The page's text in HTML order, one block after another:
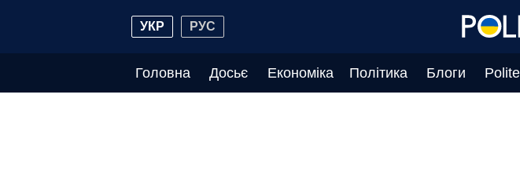
УКР РУС
Головна Досьє Економіка Політика Блоги